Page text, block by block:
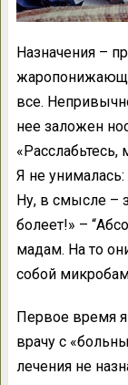
Назначения –
все.
нее заложен
«Расслабьтесь,
Я не
Ну, в смысле –
болеет!» –
мадам. На то
собой
Первое время
врачу с
лечения не